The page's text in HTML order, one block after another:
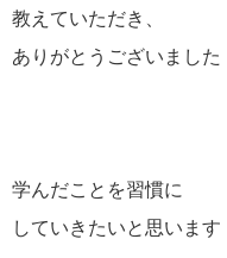
教えていただき、
ありがとうございました
学んだことを習慣に
していきたいと思います